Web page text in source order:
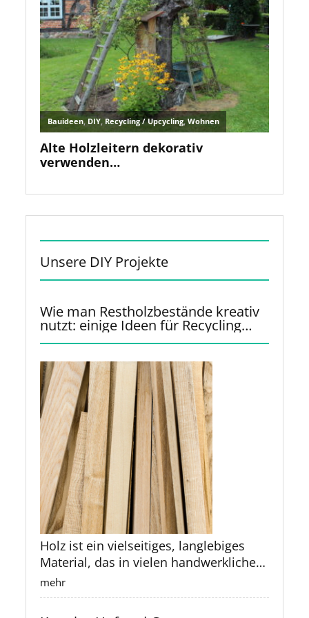
Unsere DIY Projekte
Wie man Restholzbestände kreativ
nutzt: einige Ideen für Recycling
und Upcycling
Holz ist ein vielseitiges, langlebiges
Material, das in vielen handwerklichen
und industriellen Bereichen verwendet
wird. Oft bleiben nach Projekten
mehr